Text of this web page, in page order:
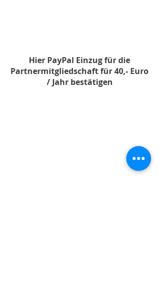
Hier PayPal Einzug für die
Partnermitgliedschaft für 40,- Euro
/ Jahr bestätigen